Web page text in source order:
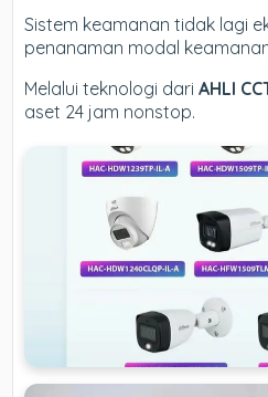
Sistem keamanan tidak lagi
penanaman modal
Melalui teknologi dariAHLI
aset 24 jam nonstop.